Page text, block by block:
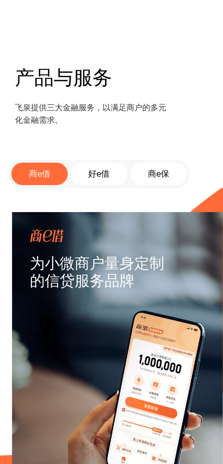
产品与服务
飞泉提供三大金融服务，以满足商户的多元
化金融需求。
商e借 好e借 商e保
为小微商户量身定制
的信贷服务品牌